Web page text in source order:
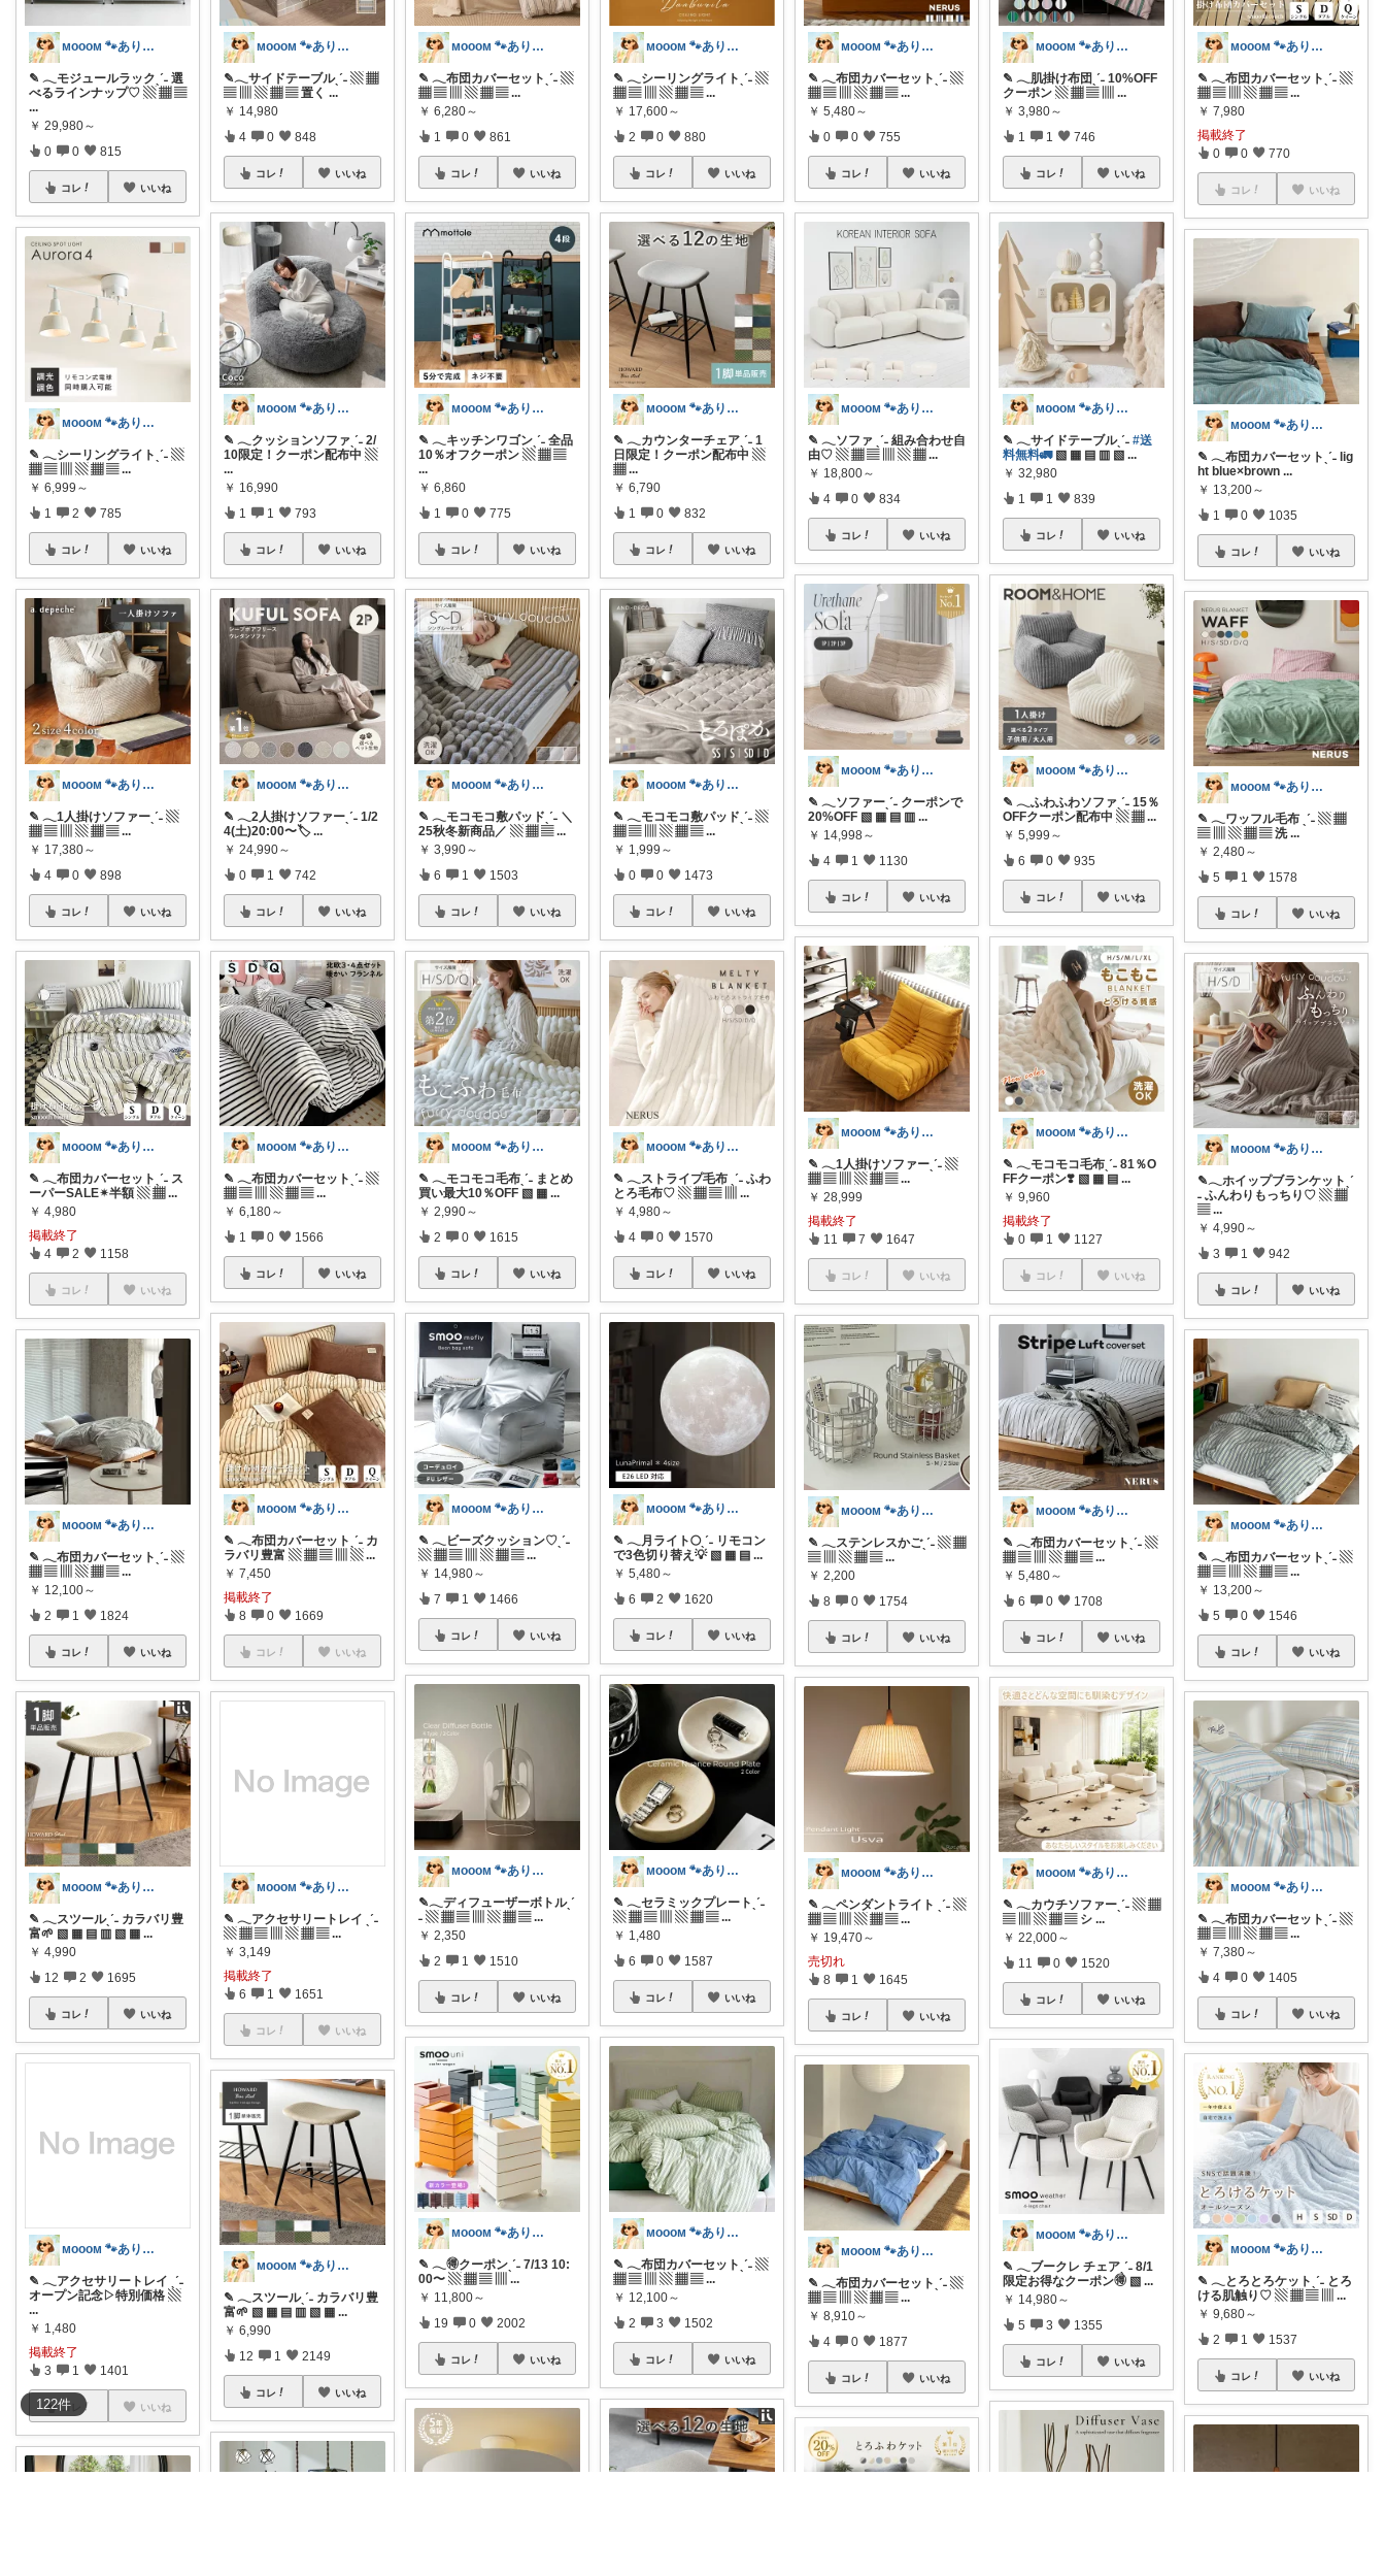
122件
ᴍᴏᴏᴏᴍ 🐾ありがとうございます🐹
✎ 𓂃モジュールラックˎˊ˗ 選
べるラインナップ♡ ▧ ▦ ▤
...
￥ 29,980～
0 0 815
コレ いいね
ᴍᴏᴏᴏᴍ 🐾ありがとうございます🐹
✎ 𓂃シーリングライトˎˊ˗ ▧
▦ ▤ ▥ ▧ ▦ ▤...
￥ 6,999～
1 2 785
コレ いいね
ᴍᴏᴏᴏᴍ 🐾ありがとうございます🐹
✎ 𓂃1人掛けソファーˎˊ˗ ▧
▦ ▤ ▥ ▧ ▦ ▤...
￥ 17,380～
4 0 898
コレ いいね
ᴍᴏᴏᴏᴍ 🐾ありがとうございます🐹
✎ 𓂃布団カバーセットˎˊ˗ ス
ーパーSALE✴︎半額 ▧ ▦ ...
￥ 4,980
掲載終了
4 2 1158
コレ いいね
ᴍᴏᴏᴏᴍ 🐾ありがとうございます🐹
✎ 𓂃布団カバーセットˎˊ˗ ▧
▦ ▤ ▥ ▧ ▦ ▤...
￥ 12,100～
2 1 1824
コレ いいね
ᴍᴏᴏᴏᴍ 🐾ありがとうございます🐹
✎ 𓂃スツールˎˊ˗ カラバリ豊
富🌱 ▧ ▦ ▤ ▥ ▧ ▦ ...
￥ 4,990
12 2 1695
コレ いいね
ᴍᴏᴏᴏᴍ 🐾ありがとうございます🐹
✎ 𓂃アクセサリートレイ ˎˊ˗
オープン記念▷特別価格 ▧
...
￥ 1,480
掲載終了
3 1 1401
コレ いいね
ᴍᴏᴏᴏᴍ 🐾ありがとうございます🐹
✎𓂃サイドテーブルˎˊ˗ ▧ ▦
▤ ▥ ▧ ▦ ▤ 置く ...
￥ 14,980
4 0 848
コレ いいね
ᴍᴏᴏᴏᴍ 🐾ありがとうございます🐹
✎ 𓂃クッションソファˎˊ˗ 2/
10限定！クーポン配布中 ▧
...
￥ 16,990
1 1 793
コレ いいね
ᴍᴏᴏᴏᴍ 🐾ありがとうございます🐹
✎ 𓂃2人掛けソファーˎˊ˗ 1/2
4(土)20:00〜🏷️...
￥ 24,990～
0 1 742
コレ いいね
ᴍᴏᴏᴏᴍ 🐾ありがとうございます🐹
✎ 𓂃布団カバーセットˎˊ˗ ▧
▦ ▤ ▥ ▧ ▦ ▤...
￥ 6,180～
1 0 1566
コレ いいね
ᴍᴏᴏᴏᴍ 🐾ありがとうございます🐹
✎ 𓂃布団カバーセットˎˊ˗ カ
ラバリ豊富 ▧ ▦ ▤ ▥ ▧ ...
￥ 7,450
掲載終了
8 0 1669
コレ いいね
ᴍᴏᴏᴏᴍ 🐾ありがとうございます🐹
✎ 𓂃アクセサリートレイ ˎˊ˗
▧ ▦ ▤ ▥ ▧ ▦ ▤ ...
￥ 3,149
掲載終了
6 1 1651
コレ いいね
ᴍᴏᴏᴏᴍ 🐾ありがとうございます🐹
✎ 𓂃スツールˎˊ˗ カラバリ豊
富🌱 ▧ ▦ ▤ ▥ ▧ ▦...
￥ 6,990
12 1 2149
コレ いいね
ᴍᴏᴏᴏᴍ 🐾ありがとうございます🐹
✎ 𓂃布団カバーセットˎˊ˗ ▧
▦ ▤ ▥ ▧ ▦ ▤...
￥ 6,280～
1 0 861
コレ いいね
ᴍᴏᴏᴏᴍ 🐾ありがとうございます🐹
✎ 𓂃キッチンワゴンˎˊ˗ 全品
10％オフクーポン ▧ ▦ ▤
...
￥ 6,860
1 0 775
コレ いいね
ᴍᴏᴏᴏᴍ 🐾ありがとうございます🐹
✎ 𓂃モコモコ敷パッドˎˊ˗ ＼
25秋冬新商品／ ▧ ▦ ▤...
￥ 3,990～
6 1 1503
コレ いいね
ᴍᴏᴏᴏᴍ 🐾ありがとうございます🐹
✎ 𓂃モコモコ毛布ˎˊ˗ まとめ
買い最大10％OFF ▧ ▦...
￥ 2,990～
2 0 1615
コレ いいね
ᴍᴏᴏᴏᴍ 🐾ありがとうございます🐹
✎ 𓂃ビーズクッション♡ˎˊ˗
▧ ▦ ▤ ▥ ▧ ▦ ▤...
￥ 14,980～
7 1 1466
コレ いいね
ᴍᴏᴏᴏᴍ 🐾ありがとうございます🐹
✎𓂃ディフューザーボトルˎˊ
˗ ▧ ▦ ▤ ▥ ▧ ▦ ▤...
￥ 2,350
2 1 1510
コレ いいね
ᴍᴏᴏᴏᴍ 🐾ありがとうございます🐹
✎ 𓂃🉐クーポンˎˊ˗ 7/13 10:
00〜 ▧ ▦ ▤ ▥
...
￥ 11,800～
19 0 2002
コレ いいね
ᴍᴏᴏᴏᴍ 🐾ありがとうございます🐹
✎ 𓂃シーリングライトˎˊ˗ ▧
▦ ▤ ▥ ▧ ▦ ▤...
￥ 17,600～
2 0 880
コレ いいね
ᴍᴏᴏᴏᴍ 🐾ありがとうございます🐹
✎ 𓂃カウンターチェアˎˊ˗ 1
日限定！クーポン配布中 ▧
▦ ...
￥ 6,790
1 0 832
コレ いいね
ᴍᴏᴏᴏᴍ 🐾ありがとうございます🐹
✎ 𓂃モコモコ敷パッドˎˊ˗ ▧
▦ ▤ ▥ ▧ ▦ ▤...
￥ 1,999～
0 0 1473
コレ いいね
ᴍᴏᴏᴏᴍ 🐾ありがとうございます🐹
✎ 𓂃ストライプ毛布 ˎˊ˗ ふわ
とろ毛布♡ ▧ ▦ ▤ ▥...
￥ 4,980～
4 0 1570
コレ いいね
ᴍᴏᴏᴏᴍ 🐾ありがとうございます🐹
✎ 𓂃月ライト🌕ˎˊ˗ リモコン
で3色切り替え💡 ▧ ▦ ▤...
￥ 5,480～
6 2 1620
コレ いいね
ᴍᴏᴏᴏᴍ 🐾ありがとうございます🐹
✎ 𓂃セラミックプレートˎˊ˗
▧ ▦ ▤ ▥ ▧ ▦ ▤...
￥ 1,480
6 0 1587
コレ いいね
ᴍᴏᴏᴏᴍ 🐾ありがとうございます🐹
✎ 𓂃布団カバーセットˎˊ˗ ▧
▦ ▤ ▥ ▧ ▦ ▤...
￥ 12,100～
2 3 1502
コレ いいね
ᴍᴏᴏᴏᴍ 🐾ありがとうございます🐹
✎ 𓂃布団カバーセットˎˊ˗ ▧
▦ ▤ ▥ ▧ ▦ ▤...
￥ 5,480～
0 0 755
コレ いいね
ᴍᴏᴏᴏᴍ 🐾ありがとうございます🐹
✎ 𓂃ソファ ˎˊ˗ 組み合わせ自
由♡ ▧ ▦ ▤ ▥ ▧ ▦ ...
￥ 18,800～
4 0 834
コレ いいね
ᴍᴏᴏᴏᴍ 🐾ありがとうございます🐹
✎ 𓂃ソファーˎˊ˗ クーポンで
20%OFF ▧ ▦ ▤ ▥...
￥ 14,998～
4 1 1130
コレ いいね
ᴍᴏᴏᴏᴍ 🐾ありがとうございます🐹
✎ 𓂃1人掛けソファーˎˊ˗ ▧
▦ ▤ ▥ ▧ ▦ ▤...
￥ 28,999
掲載終了
11 7 1647
コレ いいね
ᴍᴏᴏᴏᴍ 🐾ありがとうございます🐹
✎ 𓂃ステンレスかごˎˊ˗ ▧ ▦
▤ ▥ ▧ ▦ ▤...
￥ 2,200
8 0 1754
コレ いいね
ᴍᴏᴏᴏᴍ 🐾ありがとうございます🐹
✎ 𓂃ペンダントライト ˎˊ˗ ▧
▦ ▤ ▥ ▧ ▦ ▤...
￥ 19,470～
売切れ
8 1 1645
コレ いいね
ᴍᴏᴏᴏᴍ 🐾ありがとうございます🐹
✎ 𓂃布団カバーセットˎˊ˗ ▧
▦ ▤ ▥ ▧ ▦ ▤...
￥ 8,910～
4 0 1877
コレ いいね
ᴍᴏᴏᴏᴍ 🐾ありがとうございます🐹
✎ 𓂃肌掛け布団ˎˊ˗ 10%OFF
クーポン ▧ ▦ ▤ ▥...
￥ 3,980～
1 1 746
コレ いいね
ᴍᴏᴏᴏᴍ 🐾ありがとうございます🐹
✎ 𓂃サイドテーブルˎˊ˗#送
料無料🚛▧ ▦ ▤ ▥ ▧...
￥ 32,980
1 1 839
コレ いいね
ᴍᴏᴏᴏᴍ 🐾ありがとうございます🐹
✎ 𓂃ふわふわソファˎˊ˗ 15％
OFFクーポン配布中 ▧ ▦ ...
￥ 5,999～
6 0 935
コレ いいね
ᴍᴏᴏᴏᴍ 🐾ありがとうございます🐹
✎ 𓂃モコモコ毛布ˎˊ˗ 81％O
FFクーポン❣️ ▧ ▦ ▤ ...
￥ 9,960
掲載終了
0 1 1127
コレ いいね
ᴍᴏᴏᴏᴍ 🐾ありがとうございます🐹
✎ 𓂃布団カバーセットˎˊ˗ ▧
▦ ▤ ▥ ▧ ▦ ▤...
￥ 5,480～
6 0 1708
コレ いいね
ᴍᴏᴏᴏᴍ 🐾ありがとうございます🐹
✎ 𓂃カウチソファーˎˊ˗ ▧ ▦
▤ ▥ ▧ ▦ ▤ シ ...
￥ 22,000～
11 0 1520
コレ いいね
ᴍᴏᴏᴏᴍ 🐾ありがとうございます🐹
✎ 𓂃ブークレ チェアˎˊ˗ 8/1
限定お得なクーポン🉐 ▧...
￥ 14,980～
5 3 1355
コレ いいね
ᴍᴏᴏᴏᴍ 🐾ありがとうございます🐹
✎ 𓂃布団カバーセットˎˊ˗ ▧
▦ ▤ ▥ ▧ ▦ ▤...
￥ 7,980
掲載終了
0 0 770
コレ いいね
ᴍᴏᴏᴏᴍ 🐾ありがとうございます🐹
✎ 𓂃布団カバーセットˎˊ˗ lig
ht blue×brown ...
￥ 13,200～
1 0 1035
コレ いいね
ᴍᴏᴏᴏᴍ 🐾ありがとうございます🐹
✎ 𓂃ワッフル毛布 ˎˊ˗ ▧ ▦
▤ ▥ ▧ ▦ ▤ 洗 ...
￥ 2,480～
5 1 1578
コレ いいね
ᴍᴏᴏᴏᴍ 🐾ありがとうございます🐹
✎𓂃ホイップブランケットˎˊ
˗ ふんわりもっちり♡ ▧ ▦
▤ ...
￥ 4,990～
3 1 942
コレ いいね
ᴍᴏᴏᴏᴍ 🐾ありがとうございます🐹
✎ 𓂃布団カバーセットˎˊ˗ ▧
▦ ▤ ▥ ▧ ▦ ▤...
￥ 13,200～
5 0 1546
コレ いいね
ᴍᴏᴏᴏᴍ 🐾ありがとうございます🐹
✎ 𓂃布団カバーセットˎˊ˗ ▧
▦ ▤ ▥ ▧ ▦ ▤...
￥ 7,380～
4 0 1405
コレ いいね
ᴍᴏᴏᴏᴍ 🐾ありがとうございます🐹
✎ 𓂃とろとろケットˎˊ˗ とろ
ける肌触り♡ ▧ ▦ ▤ ▥...
￥ 9,680～
2 1 1537
コレ いいね